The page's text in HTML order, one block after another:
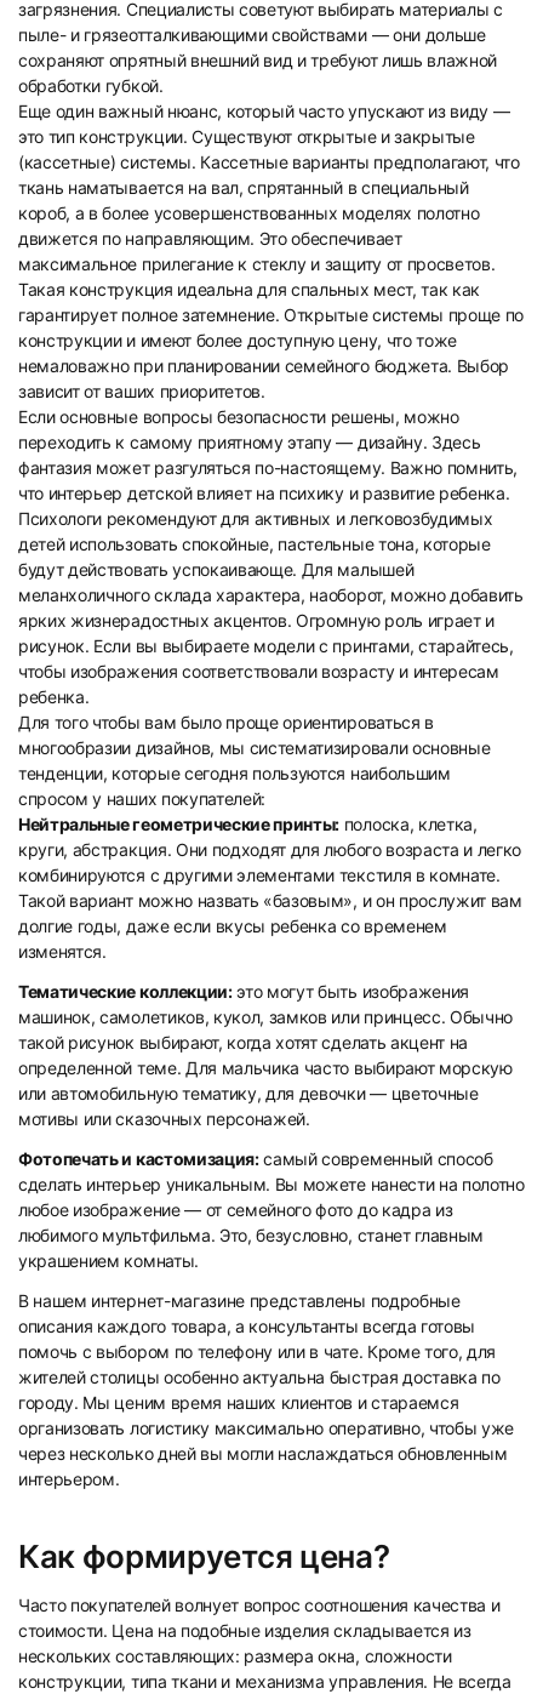
19 20
21 22
23 24
25
загрязнения. Специалисты советуют выбирать материалы с
пыле- и грязеотталкивающими свойствами — они дольше
сохраняют опрятный внешний вид и требуют лишь влажной
обработки губкой.
Еще один важный нюанс, который часто упускают из виду —
это тип конструкции. Существуют открытые и закрытые
(кассетные) системы. Кассетные варианты предполагают, что
ткань наматывается на вал, спрятанный в специальный
короб, а в более усовершенствованных моделях полотно
движется по направляющим. Это обеспечивает
максимальное прилегание к стеклу и защиту от просветов.
Такая конструкция идеальна для спальных мест, так как
гарантирует полное затемнение. Открытые системы проще по
конструкции и имеют более доступную цену, что тоже
немаловажно при планировании семейного бюджета. Выбор
зависит от ваших приоритетов.
Если основные вопросы безопасности решены, можно
переходить к самому приятному этапу — дизайну. Здесь
фантазия может разгуляться по-настоящему. Важно помнить,
что интерьер детской влияет на психику и развитие ребенка.
Психологи рекомендуют для активных и легковозбудимых
детей использовать спокойные, пастельные тона, которые
будут действовать успокаивающе. Для малышей
меланхоличного склада характера, наоборот, можно добавить
ярких жизнерадостных акцентов. Огромную роль играет и
рисунок. Если вы выбираете модели с принтами, старайтесь,
чтобы изображения соответствовали возрасту и интересам
ребенка.
Для того чтобы вам было проще ориентироваться в
многообразии дизайнов, мы систематизировали основные
тенденции, которые сегодня пользуются наибольшим
спросом у наших покупателей:
Нейтральные геометрические принты: полоска, клетка,
круги, абстракция. Они подходят для любого возраста и легко
комбинируются с другими элементами текстиля в комнате.
Такой вариант можно назвать «базовым», и он прослужит вам
долгие годы, даже если вкусы ребенка со временем
изменятся.
Тематические коллекции:это могут быть изображения
машинок, самолетиков, кукол, замков или принцесс. Обычно
такой рисунок выбирают, когда хотят сделать акцент на
определенной теме. Для мальчика часто выбирают морскую
или автомобильную тематику, для девочки — цветочные
мотивы или сказочных персонажей.
Фотопечать и кастомизация:самый современный способ
сделать интерьер уникальным. Вы можете нанести на полотно
любое изображение — от семейного фото до кадра из
любимого мультфильма. Это, безусловно, станет главным
украшением комнаты.
В нашем интернет-магазине представлены подробные
описания каждого товара, а консультанты всегда готовы
помочь с выбором по телефону или в чате. Кроме того, для
жителей столицы особенно актуальна быстрая доставка по
городу. Мы ценим время наших клиентов и стараемся
организовать логистику максимально оперативно, чтобы уже
через несколько дней вы могли наслаждаться обновленным
интерьером.
Как формируется цена?
Часто покупателей волнует вопрос соотношения качества и
стоимости. Цена на подобные изделия складывается из
нескольких составляющих: размера окна, сложности
конструкции, типа ткани и механизма управления. Не всегда